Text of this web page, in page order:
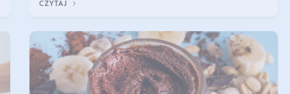
każdy może się ni
CZYTAJ